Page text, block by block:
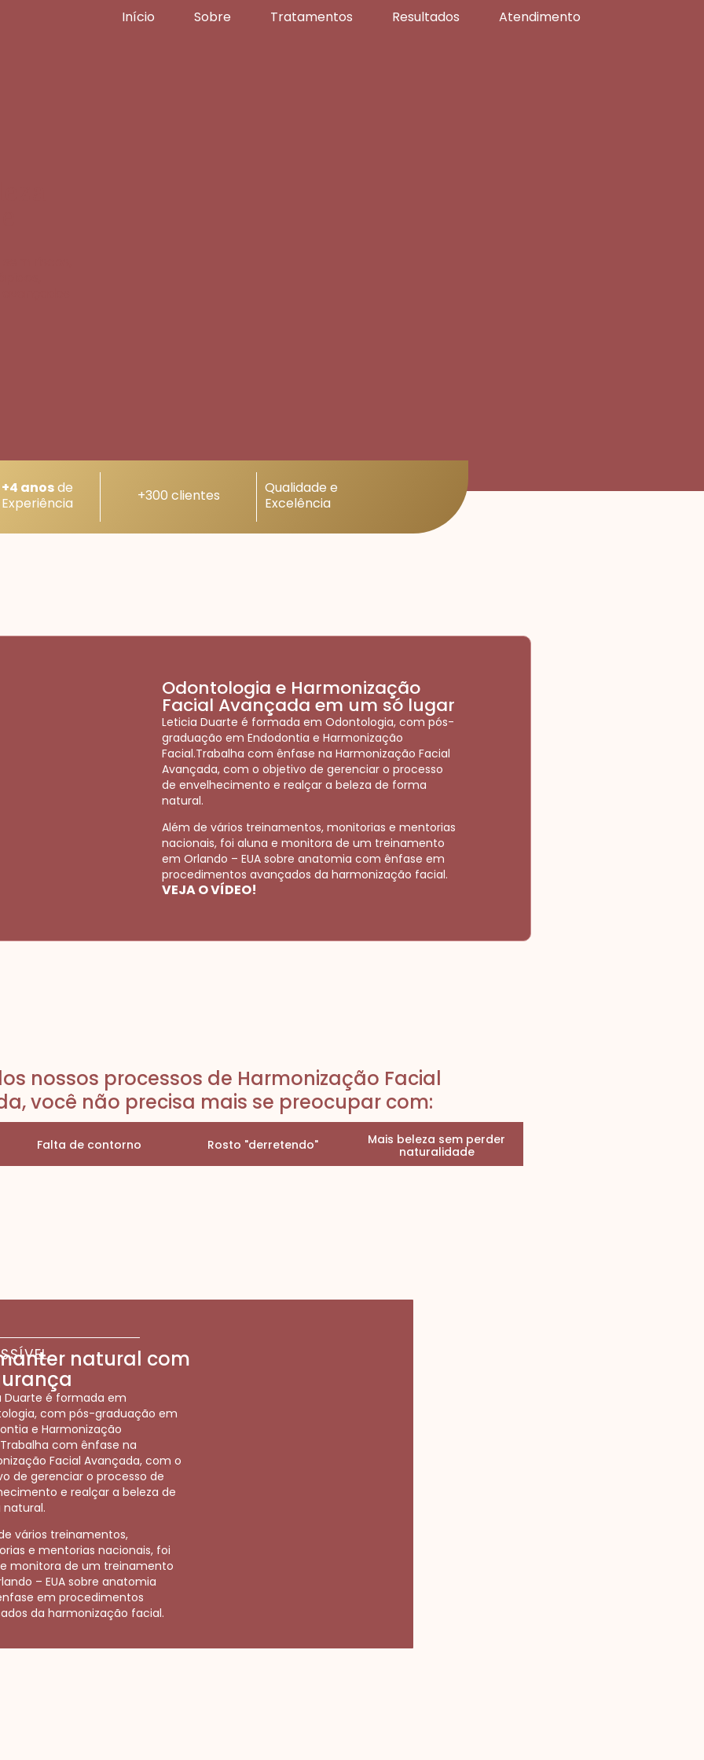
Início Sobre Tratamentos Resultados Atendimento
+4 anosde
Experiência
+300 clientes
Qualidade e
Excelência
Odontologia e Harmonização
Facial Avançada em um só lugar
Leticia Duarte é formada em Odontologia, com pós-
graduação em Endodontia e Harmonização
Facial.Trabalha com ênfase na Harmonização Facial
Avançada, com o objetivo de gerenciar o processo
de envelhecimento e realçar a beleza de forma
natural.
Além de vários treinamentos, monitorias e mentorias
nacionais, foi aluna e monitora de um treinamento
em Orlando – EUA sobre anatomia com ênfase em
procedimentos avançados da harmonização facial.
VEJA O VÍDEO!
nossos processos de Harmonização Facial
você não precisa mais se preocupar com:
Falta de contorno Rosto "derretendo"
Mais beleza sem perder
naturalidade
natural com
Duarte é formada em
com pós-graduação em
e Harmonização
com ênfase na
Facial Avançada, com o
de gerenciar o processo de
e realçar a beleza de
vários treinamentos,
e mentorias nacionais, foi
monitora de um treinamento
– EUA sobre anatomia
em procedimentos
da harmonização facial.